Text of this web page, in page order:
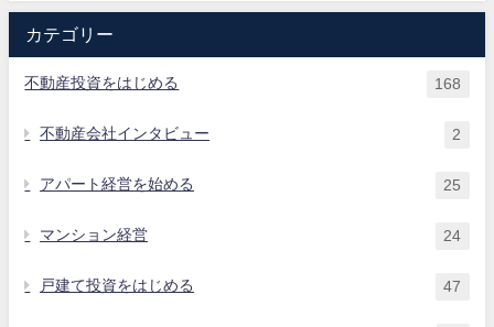
カテゴリー
不動産投資をはじめる 168
不動産会社インタビュー 2
アパート経営を始める 25
マンション経営 24
戸建て投資をはじめる 47